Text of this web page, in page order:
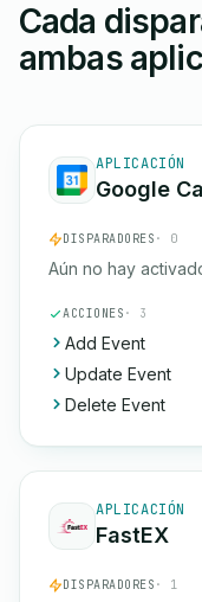
Cada
ambas
APLICACIÓN
Google
DISPARADORES · 0
Aún no hay
ACCIONES · 3
Add Event
Update Event
Delete Event
APLICACIÓN
FastEX
DISPARADORES · 1